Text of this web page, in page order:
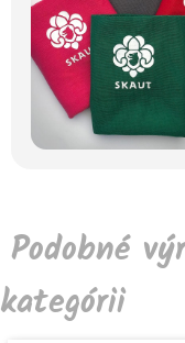
Podobné
kategórii